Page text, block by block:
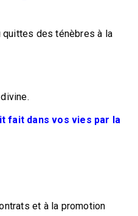
quittes des ténèbres à la
fait dans vos vies par la
et à la promotion